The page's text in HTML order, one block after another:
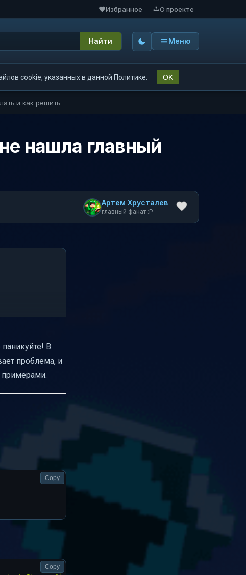
Избранное О проекте
Найти Меню
cookie, указанных в данной Политике. OK
и как решить
нашла главный
Артем Хрусталев
главный фанат :P
В
проблема, и
примерами.
Copy
Copy